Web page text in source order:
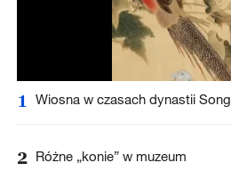
1 Wiosna w czasach dynastii Song
2 Różne „konie” w muzeum